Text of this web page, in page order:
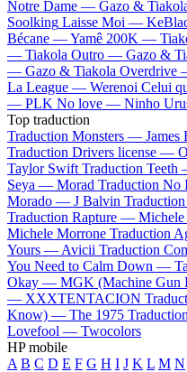
Notre Dame — Gazo &
Soolking Laisse Moi —
Bécane —Yamê 200K —
— Tiakola Outro — Gazo &
— Gazo & Tiakola Overdrive
La League — Werenoi Celui
— PLK No love — Ninho
Top traduction
Traduction Monsters — James
Traduction Drivers license —
Taylor Swift Traduction
Seya — Morad Traduction
Morado — J Balvin
Traduction Rapture —
Michele Morrone Traduction
Yours — Avicii Traduction
You Need to Calm Down —
Okay — MGK (Machine Gun
— XXXTENTACION
Know) — The 1975
Lovefool — Twocolors
HP mobile
A B C D E F G H I J K L M N